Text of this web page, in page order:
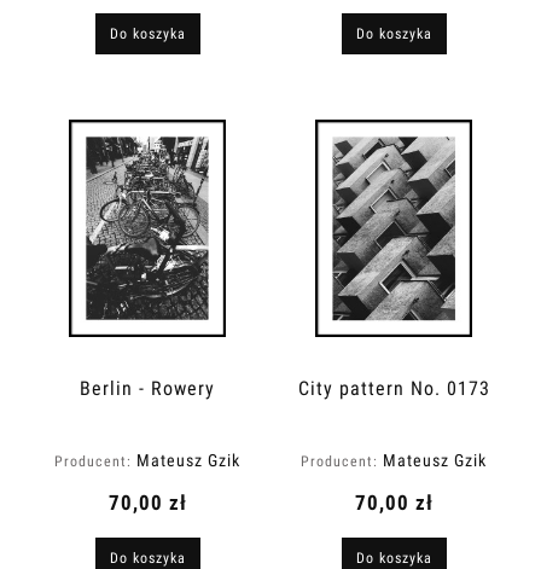
Do koszyka Do koszyka
Berlin - Rowery
Producent: Mateusz Gzik
70,00 zł
Do koszyka
City pattern No. 0173
Producent: Mateusz Gzik
70,00 zł
Do koszyka